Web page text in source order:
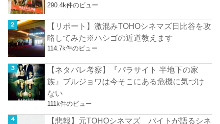
290.4k件のビュー
【リポート】激混みTOHOシネマズ日比谷を攻
略してみた※ハシゴの近道教えます
114.7k件のビュー
【ネタバレ考察】『パラサイト 半地下の家
族』ブルジョワは今そこにある危機に気づけ
ない
111k件のビュー
【悲報】元TOHOシネマズ バイトが語るシネ